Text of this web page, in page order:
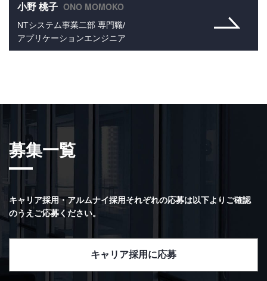
小野 桃子 ONO MOMOKO
NTシステム事業二部 専門職/
アプリケーションエンジニア
募集一覧
キャリア採用・アルムナイ採用それぞれの応募は以下よりご確認
のうえご応募ください。
キャリア採用に応募